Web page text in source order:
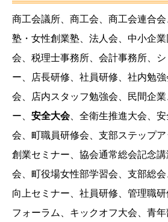
商工会議所、商工会、商工会連合
塾・女性創業塾、法人会、中小企
会、税理士事務所、会計事務所、
ー、店長研修、社員研修、社内勉
会、店内スタッフ勉強会、民間企
ー、 安全大会、全衛生推進大会、
会、町職員研修会、支部ステップ
創業セミナー、協会通常総会記念
会、町役場女性部学習会、支部総
向上セミナー、社員研修、管理職研
フォーラム、キックオフ大会、青